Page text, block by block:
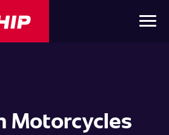
Motorcycles